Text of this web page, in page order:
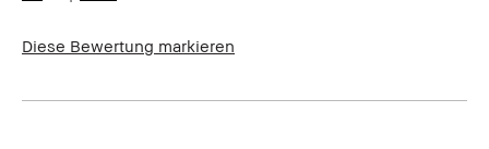
Ergebnisse
Diese Bewertung markieren